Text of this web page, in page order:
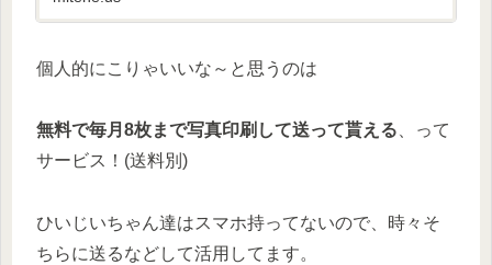
個人的にこりゃいいな～と思うのは
無料で毎月8枚まで写真印刷して送って貰える、って
サービス！(送料別)
ひいじいちゃん達はスマホ持ってないので、時々そ
ちらに送るなどして活用してます。